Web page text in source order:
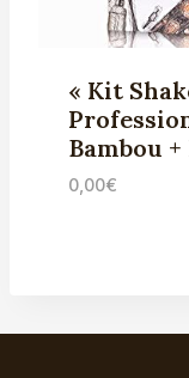
« Kit
Bambou
0,00€